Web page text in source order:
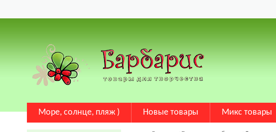
Море, солнце, пляж ) Новые товары Микс товары